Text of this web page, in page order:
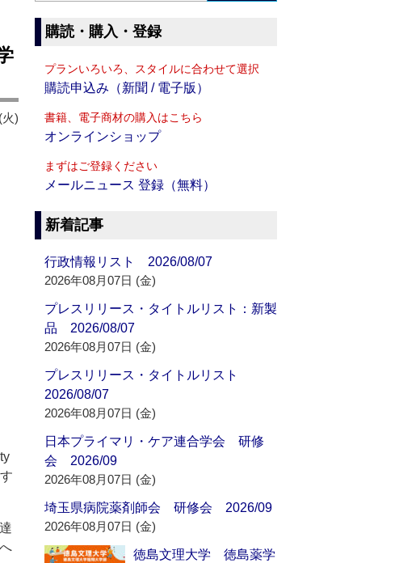
)
購読・購入・登録
プランいろいろ、スタイルに合わせて選択
購読申込み（新聞 / 電子版）
書籍、電子商材の購入はこちら
オンラインショップ
まずはご登録ください
メールニュース 登録（無料）
新着記事
行政情報リスト 2026/08/07
2026年08月07日 (金)
プレスリリース・タイトルリスト：新製
品 2026/08/07
2026年08月07日 (金)
プレスリリース・タイトルリスト
2026/08/07
2026年08月07日 (金)
日本プライマリ・ケア連合学会 研修
会 2026/09
2026年08月07日 (金)
埼玉県病院薬剤師会 研修会 2026/09
2026年08月07日 (金)
徳島文理大学 徳島薬学